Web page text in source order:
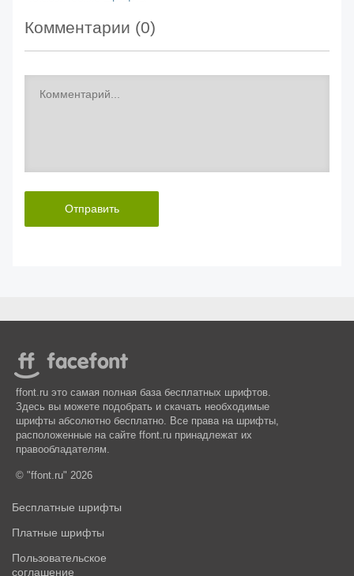
Комментарии (0)
Отправить
ffont.ru это самая полная база бесплатных шрифтов.
Здесь вы можете подобрать и скачать необходимые
шрифты абсолютно бесплатно. Все права на шрифты,
расположенные на сайте ffont.ru принадлежат их
правообладателям.
© "ffont.ru" 2026
Бесплатные шрифты
Платные шрифты
Пользовательское
соглашение